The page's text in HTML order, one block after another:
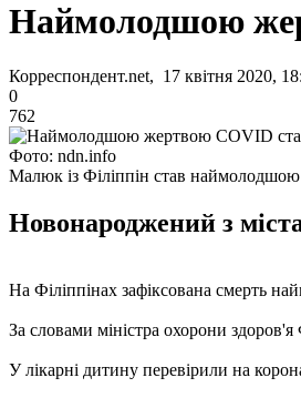
Наймолодшою
Корреспондент.net, 17 квітня 2020,
0
762
Фото: ndn.info
Малюк із Філіппін став наймолодшою
Новонароджений з
На Філіппінах зафіксована смерть
За словами міністра охорони
У лікарні дитину перевірили на